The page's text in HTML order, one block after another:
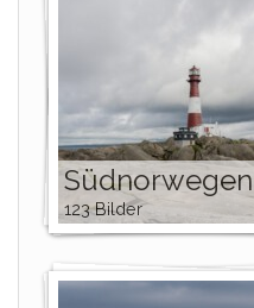
Südnorwegen
123 Bilder